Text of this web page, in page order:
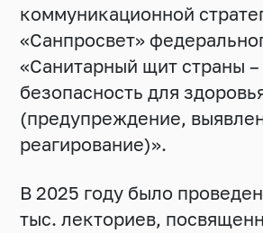
коммуникационной
«Санпросвет»
«Санитарный щит страны –
безопасность для
(предупреждение,
реагирование)».
В 2025 году было
тыс. лекториев,